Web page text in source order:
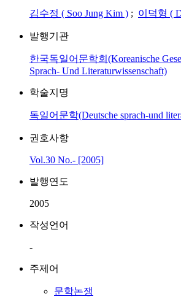
김수정 ( Soo Jung Kim ) ; 이덕형 (
발행기관
한국독일어문학회(Koreanische
Sprach- Und Literaturwissenschaft)
학술지명
독일어문학(Deutsche sprach-und
권호사항
Vol.30 No.- [2005]
발행연도
2005
작성언어
-
주제어
문학논쟁